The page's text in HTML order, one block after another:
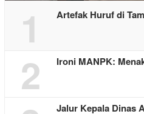
1 Artefak Huruf di
2 Ironi MANPK:
Jalur Kepala Dinas